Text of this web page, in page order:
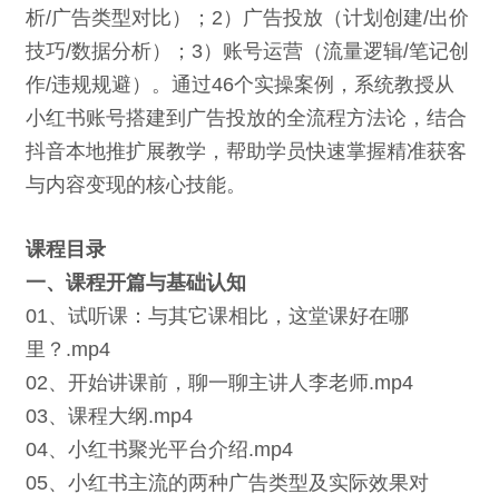
析/广告类型对比）；2）广告投放（计划创建/出价
技巧/数据分析）；3）账号运营（流量逻辑/笔记创
作/违规规避）。通过46个实操案例，系统教授从
小红书账号搭建到广告投放的全流程方法论，结合
抖音本地推扩展教学，帮助学员快速掌握精准获客
与内容变现的核心技能。
课程目录
一、课程开篇与基础认知
01、试听课：与其它课相比，这堂课好在哪
里？.mp4
02、开始讲课前，聊一聊主讲人李老师.mp4
03、课程大纲.mp4
04、小红书聚光平台介绍.mp4
05、小红书主流的两种广告类型及实际效果对